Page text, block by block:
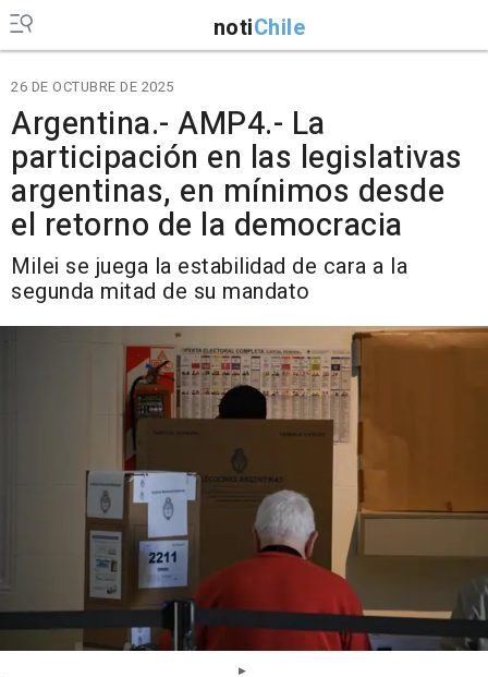
notiChile
26 DE OCTUBRE DE 2025
Argentina.- AMP4.- La
participación en las legislativas
argentinas, en mínimos desde
el retorno de la democracia
Milei se juega la estabilidad de cara a la
segunda mitad de su mandato